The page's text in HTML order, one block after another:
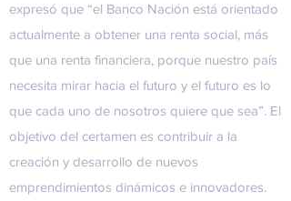
expresó que “el Banco Nación está orientado
actualmente a obtener una renta social, más
que una renta financiera, porque nuestro país
necesita mirar hacia el futuro y el futuro es lo
que cada uno de nosotros quiere que sea”. El
objetivo del certamen es contribuir a la
creación y desarrollo de nuevos
emprendimientos dinámicos e innovadores.